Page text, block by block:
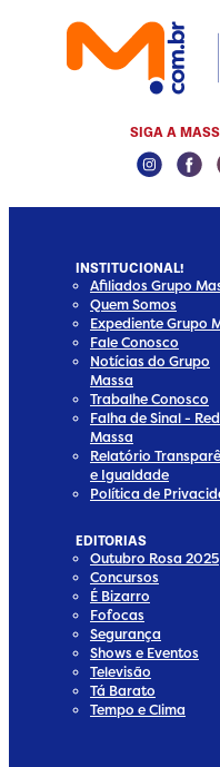
SIGA A
INSTITUCIONAL!
Afiliados Grupo
Quem Somos
Expediente Grupo
Fale Conosco
Notícias do Grupo
Massa
Trabalhe Conosco
Falha de Sinal -
Massa
Relatório
e Igualdade
Política de
EDITORIAS
Outubro Rosa 2025
Concursos
É Bizarro
Fofocas
Segurança
Shows e Eventos
Televisão
Tá Barato
Tempo e Clima